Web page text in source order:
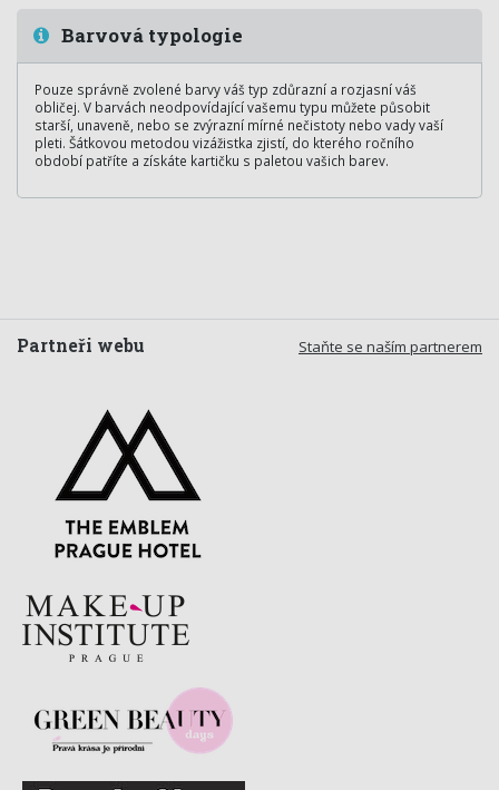
Barvová typologie
Pouze správně zvolené barvy váš typ zdůrazní a rozjasní váš
obličej. V barvách neodpovídající vašemu typu můžete působit
starší, unaveně, nebo se zvýrazní mírné nečistoty nebo vady vaší
pleti. Šátkovou metodou vizážistka zjistí, do kterého ročního
období patříte a získáte kartičku s paletou vašich barev.
Staňte se naším partnerem
Partneři webu